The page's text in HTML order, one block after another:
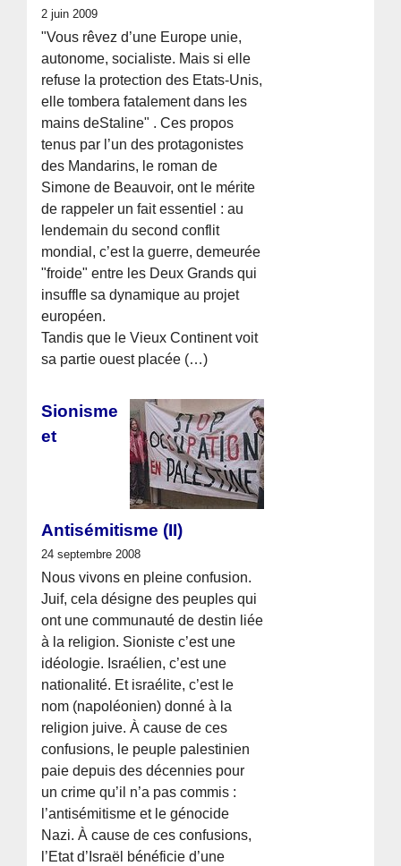
2 juin 2009
"Vous rêvez d’une Europe unie,
autonome, socialiste. Mais si elle
refuse la protection des Etats-Unis,
elle tombera fatalement dans les
mains deStaline" . Ces propos
tenus par l’un des protagonistes
des Mandarins, le roman de
Simone de Beauvoir, ont le mérite
de rappeler un fait essentiel : au
lendemain du second conflit
mondial, c’est la guerre, demeurée
"froide" entre les Deux Grands qui
insuffle sa dynamique au projet
européen.
Tandis que le Vieux Continent voit
sa partie ouest placée (…)
Sionisme
et
Antisémitisme (II)
24 septembre 2008
Nous vivons en pleine confusion.
Juif, cela désigne des peuples qui
ont une communauté de destin liée
à la religion. Sioniste c’est une
idéologie. Israélien, c’est une
nationalité. Et israélite, c’est le
nom (napoléonien) donné à la
religion juive. À cause de ces
confusions, le peuple palestinien
paie depuis des décennies pour
un crime qu’il n’a pas commis :
l’antisémitisme et le génocide
Nazi. À cause de ces confusions,
l’Etat d’Israël bénéficie d’une